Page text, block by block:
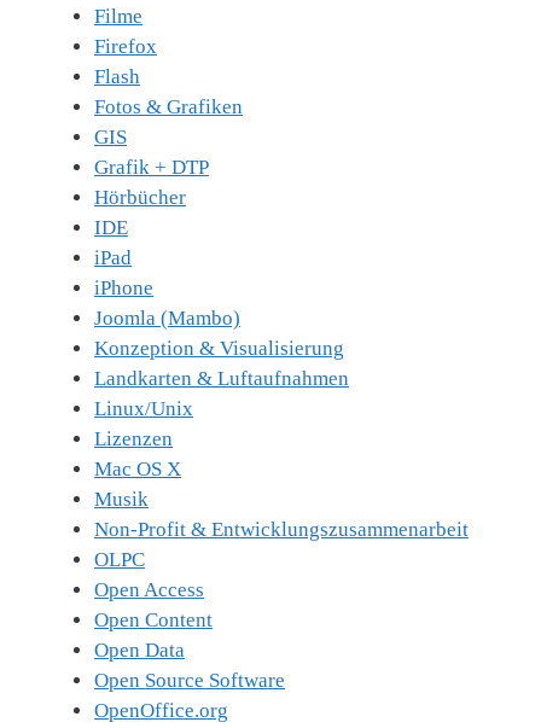
Filme
Firefox
Flash
Fotos & Grafiken
GIS
Grafik + DTP
Hörbücher
IDE
iPad
iPhone
Joomla (Mambo)
Konzeption & Visualisierung
Landkarten & Luftaufnahmen
Linux/Unix
Lizenzen
Mac OS X
Musik
Non-Profit & Entwicklungszusammenarbeit
OLPC
Open Access
Open Content
Open Data
Open Source Software
OpenOffice.org